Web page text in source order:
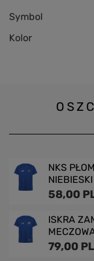
Symbol
Kolor
NKS
58,00
ISKRA
79,00